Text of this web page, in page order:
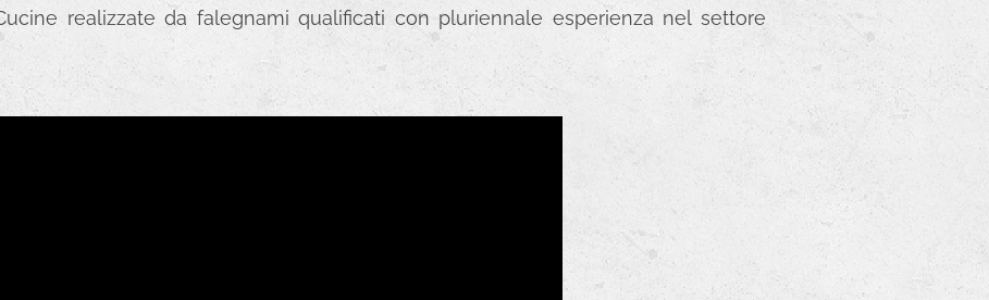
realizzate da falegnami qualificati con pluriennale esperienza nel settore